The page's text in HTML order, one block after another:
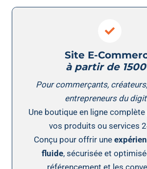
Site E-
à partir de
Pour commerçants,
entrepreneurs du
Une boutique en ligne
vos produits ou services
Conçu pour offrir une
fluide, sécurisée et